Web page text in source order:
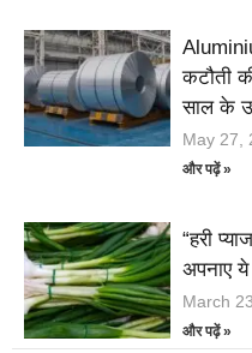
कटौती
साल के
May 27,
और पढ़ें »
“हरी
अपनाए
March
और पढ़ें »